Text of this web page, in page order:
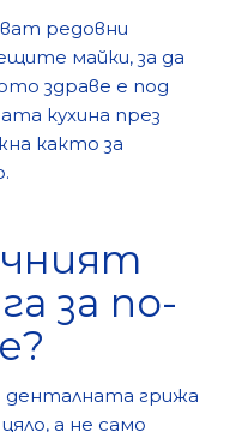
редовни
майки, за да
здраве е под
кухина през
както за
за по-
денталната грижа
а не само